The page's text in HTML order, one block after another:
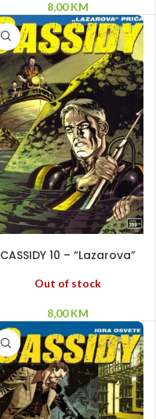
8,00KM
CASSIDY 10 – “Lazarova”
Out of stock
8,00KM